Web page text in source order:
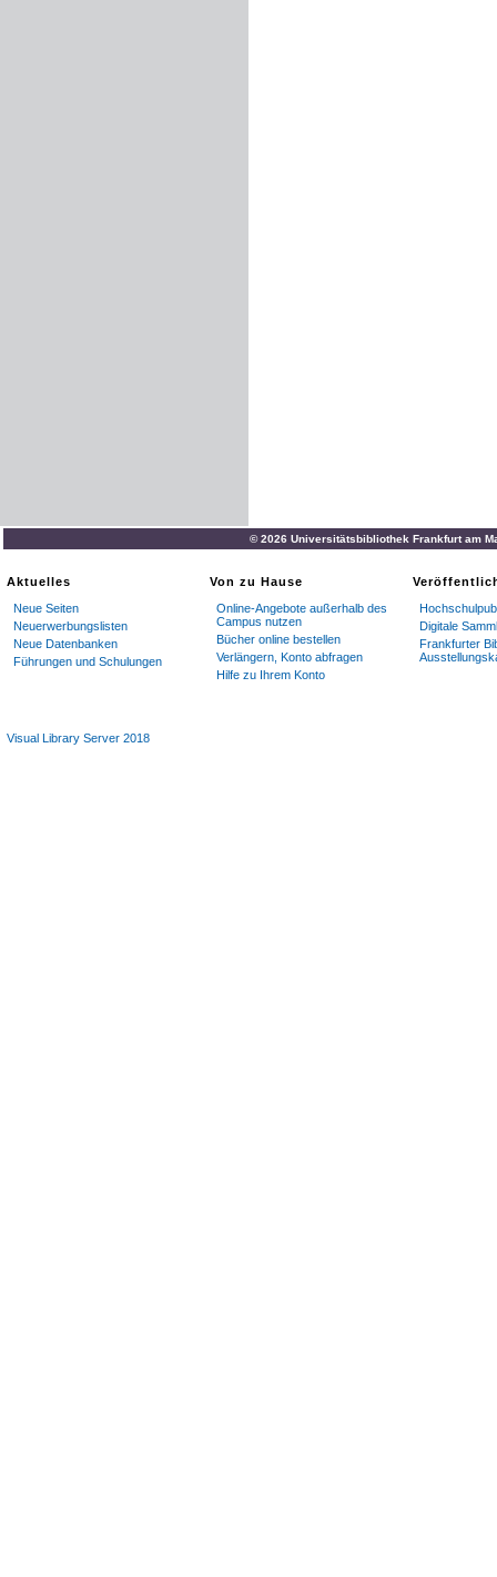
© 2026 Universitätsbibliothek Frankfurt am
Aktuelles
Neue Seiten
Neuerwerbungslisten
Neue Datenbanken
Führungen und Schulungen
Von zu Hause
Online-Angebote außerhalb des
Campus nutzen
Bücher online bestellen
Verlängern, Konto abfragen
Hilfe zu Ihrem Konto
Digitale
Frankfurter
Visual Library Server 2018